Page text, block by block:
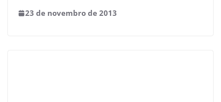
23 de novembro de 2013